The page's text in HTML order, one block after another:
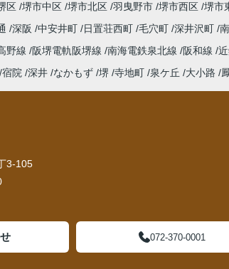
区 堺市中区 堺市北区 羽曳野市 堺市西区 堺市
深阪 中安井町 日置荘西町 毛穴町 深井沢町
野線 阪堺電軌阪堺線 南海電鉄泉北線 阪和線
宿院 深井 なかもず 堺 寺地町 泉ケ丘 大小路
3-105
072-370-0001